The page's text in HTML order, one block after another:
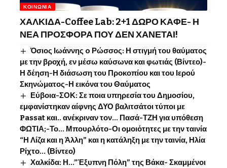
ΚΟΙΝΩΝΊΑ
ΧΑΛΚΙΔΑ-Coffee Lab: 2+1 ΔΩΡΟ ΚΑΦΕ- Η
ΝΕΑ ΠΡΟΣΦΟΡΑ ΠΟΥ ΔΕΝ ΧΑΝΕΤΑΙ!
Όσιος Ιωάννης o Ρώσσος: Η στιγμή του θαύματος
με την βροχή, εν μέσω καύσωνα και φωτιάς (Βίντεο)-
Η δέηση-Η διάσωση του Προκοπίου και του Ιερού
Σκηνώματος-Η εικόνα του Θαύματος
Εύβοια-ΣΟΚ: Σε ποια υπηρεσία του Δημοσίου,
εμφανίστηκαν αίφνης ΔΥΟ βαλιτσάτοι τύποι με
Passat και.. ανέκριναν τον… Πασά-ΤΖΗ για υπόθεση
ΦΩΤΙΑ;-Το… Μπουρλότο-Οι ομοιότητες με την ταινία
“Η Λίζα και η Άλλη” και η κατάληξη με την ταινία, Ηλία
Ρίχτο… (Βίντεο)
Χαλκίδα: Η…”Έξυπνη Πόλη” της Βάκα- Σκαμμένοι